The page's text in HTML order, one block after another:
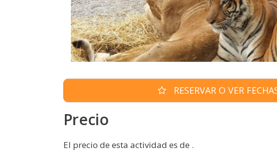
RESERVAR O VER
Precio
El precio de esta actividad es de .